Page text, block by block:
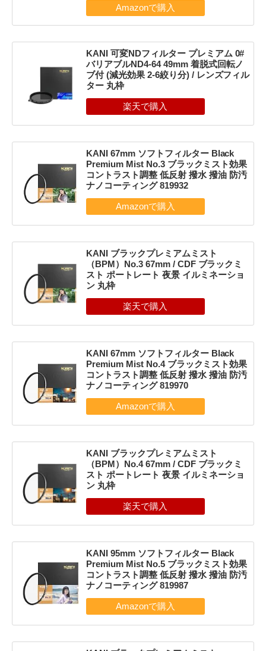
KANI 可変NDフィルター プレミアム 0#
バリアブルND4-64 49mm 着脱式回転ノ
ブ付 (減光効果 2-6絞り分) / レンズフィル
ター 丸枠
KANI 67mm ソフトフィルター Black
Premium Mist No.3 ブラックミスト効果
コントラスト調整 低反射 撥水 撥油 防汚
ナノコーティング 819932
KANI ブラックプレミアムミスト
（BPM）No.3 67mm / CDF ブラックミ
スト ポートレート 夜景 イルミネーショ
ン 丸枠
KANI 67mm ソフトフィルター Black
Premium Mist No.4 ブラックミスト効果
コントラスト調整 低反射 撥水 撥油 防汚
ナノコーティング 819970
KANI ブラックプレミアムミスト
（BPM）No.4 67mm / CDF ブラックミ
スト ポートレート 夜景 イルミネーショ
ン 丸枠
KANI 95mm ソフトフィルター Black
Premium Mist No.5 ブラックミスト効果
コントラスト調整 低反射 撥水 撥油 防汚
ナノコーティング 819987